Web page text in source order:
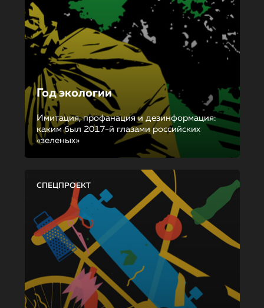
Год экологии
Имитация, профанация и дезинформация:
каким был 2017-й глазами российских
«зеленых»
СПЕЦПРОЕКТ